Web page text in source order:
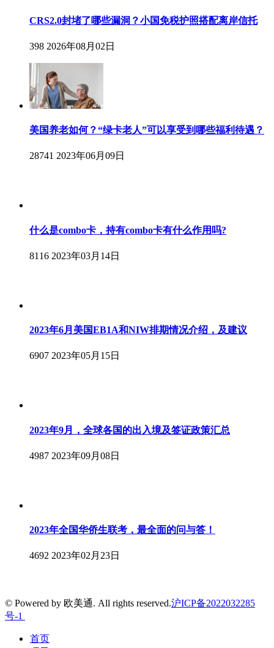
CRS2.0封堵了哪些漏洞？小国免税护照搭配离岸信托
398 2026年08月02日
美国养老如何？“绿卡老人”可以享受到哪些福利待遇？
28741 2023年06月09日
什么是combo卡，持有combo卡有什么作用吗?
8116 2023年03月14日
2023年6月美国EB1A和NIW排期情况介绍，及建议
6907 2023年05月15日
2023年9月，全球各国的出入境及签证政策汇总
4987 2023年09月08日
2023年全国华侨生联考，最全面的问与答！
4692 2023年02月23日
© Powered by 欧美通. All rights reserved.沪ICP备2022032285
号-1
首页